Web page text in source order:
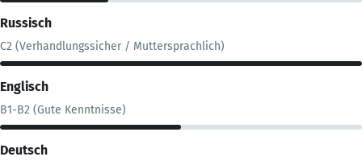
Russisch
C2 (Verhandlungssicher / Muttersprachlich)
Englisch
B1-B2 (Gute Kenntnisse)
Deutsch